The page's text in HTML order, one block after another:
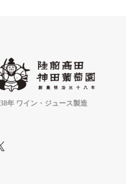
年 ワイン・ジュース製造